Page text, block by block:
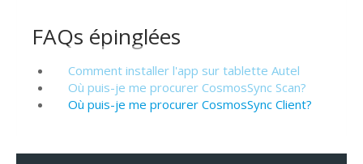
FAQs épinglées
Comment installer l'app sur tablette Autel
Où puis-je me procurer CosmosSync Scan?
Où puis-je me procurer CosmosSync Client?